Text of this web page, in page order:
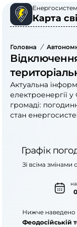
Карта
Головна /
Актуальна
електроенергії
громаді:
стан
Графік
Зі всіма змінами
Нижче наведено
Феодосійській